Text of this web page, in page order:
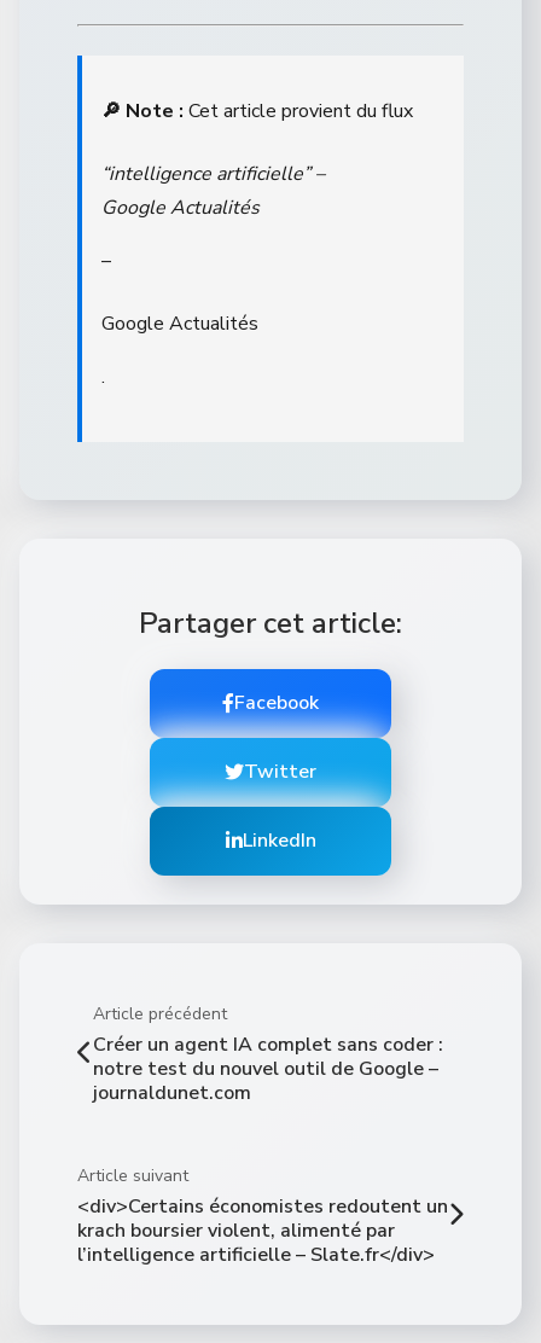
🔎 Note : Cet article provient du flux
“intelligence artificielle” –
Google Actualités
–
Google Actualités
.
Partager cet article:
Facebook
Twitter
LinkedIn
Article précédent
Créer un agent IA complet sans coder :
notre test du nouvel outil de Google –
journaldunet.com
Article suivant
<div>Certains économistes redoutent un
krach boursier violent, alimenté par
l’intelligence artificielle – Slate.fr</div>